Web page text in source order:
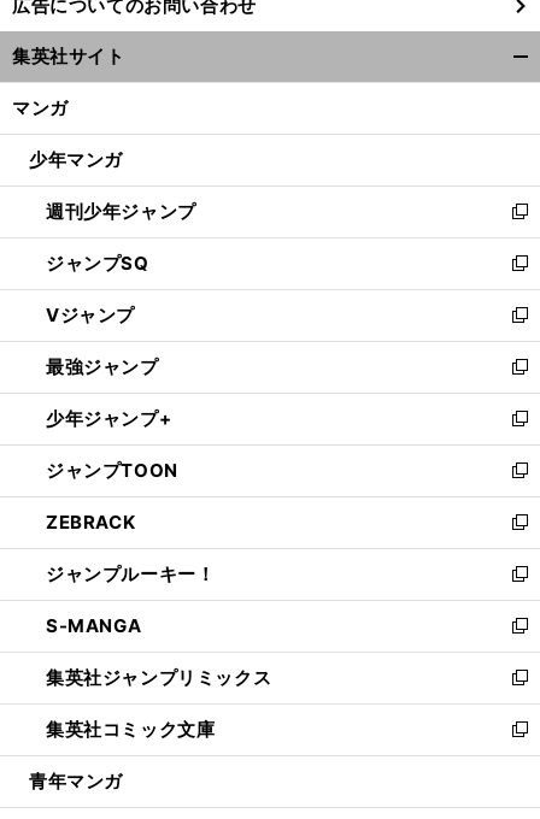
い
ウ
ィ
ン
ウ
開
く
広告についてのお問い合わせ
集英社サイト
マンガ
少年マンガ
週刊少年ジャンプ
新
し
い
ウ
ィ
ン
ド
ウ
で
開
く
ジャンプSQ
新
し
い
ウ
ィ
ン
ド
ウ
で
開
く
Vジャンプ
新
し
い
ウ
ィ
ン
ド
ウ
で
開
く
最強ジャンプ
新
し
い
ウ
ィ
ン
ド
ウ
で
開
く
少年ジャンプ+
新
し
い
ウ
ィ
ン
ド
ウ
で
開
く
ジャンプTOON
新
し
い
ウ
ィ
ン
ド
ウ
で
開
く
ZEBRACK
新
し
い
ウ
ィ
ン
ド
ウ
で
開
ジャンプルーキー！
新
し
い
ウ
ィ
ン
ド
ウ
開
S-MANGA
新
し
い
ウ
ィ
ン
ウ
集英社ジャンプリミックス
新
し
い
ウ
ン
集英社コミック文庫
新
し
ウ
青年マンガ